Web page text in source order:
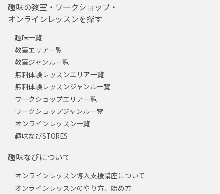
趣味の教室・ワークショップ・
オンラインレッスンを探す
趣味一覧
教室エリア一覧
教室ジャンル一覧
無料体験レッスンエリア一覧
無料体験レッスンジャンル一覧
ワークショップエリア一覧
ワークショップジャンル一覧
オンラインレッスン一覧
趣味なびSTORES
趣味なびについて
オンラインレッスン導入支援講座について
オンラインレッスンのやり方、始め方